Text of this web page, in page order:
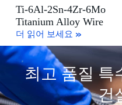
Ti-6Al-2Sn-4Zr-6Mo
Titanium Alloy Wire
더 읽어 보세요 »
최고 품질 특
건